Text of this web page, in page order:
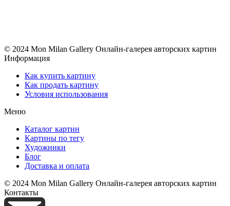
© 2024 Mon Milan Gallery Онлайн-галерея авторских картин
Информация
Как купить картину
Как продать картину
Условия использования
Меню
Каталог картин
Картины по тегу
Художники
Блог
Доставка и оплата
© 2024 Mon Milan Gallery Онлайн-галерея авторских картин
Контакты